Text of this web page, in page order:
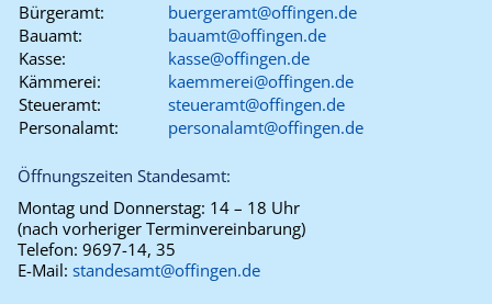
Bürgeramt:
buergeramt@offingen.de
Bauamt:
bauamt@offingen.de
Kasse:
kasse@offingen.de
Kämmerei:
kaemmerei@offingen.de
Steueramt:
steueramt@offingen.de
Personalamt:
personalamt@offingen.de
Öffnungszeiten Standesamt:
Montag und Donnerstag: 14 – 18 Uhr
(nach vorheriger Terminvereinbarung)
Telefon: 9697-14, 35
E-Mail: standesamt@offingen.de